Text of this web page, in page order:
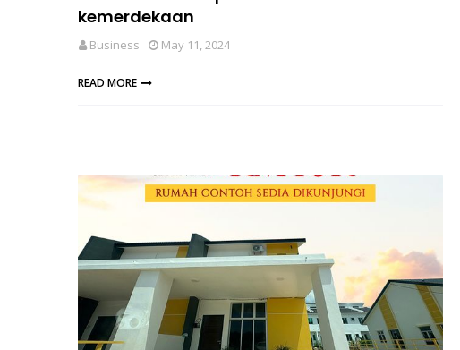
kemerdekaan
Business May 11, 2024
READ MORE